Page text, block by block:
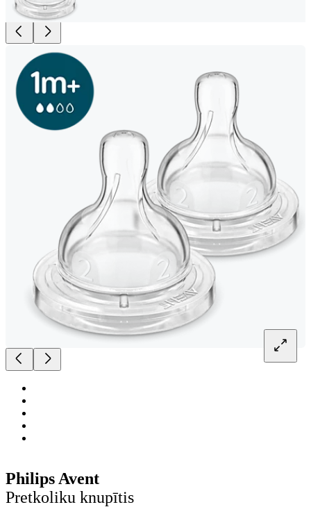
Philips Avent
Pretkoliku knupītis